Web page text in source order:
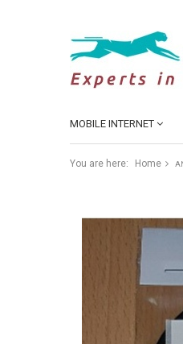
MOBILE INTERNET
You are here: Home